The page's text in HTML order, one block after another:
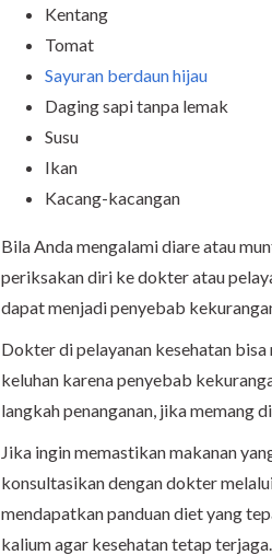
Kentang
Tomat
Sayuran berdaun hijau
Daging sapi tanpa lemak
Susu
Ikan
Kacang-kacangan
Bila Anda mengalami diare atau
periksakan diri ke dokter atau
dapat menjadi penyebab
Dokter di pelayanan kesehatan
keluhan karena penyebab
langkah penanganan, jika memang
Jika ingin memastikan makanan
konsultasikan dengan dokter
mendapatkan panduan diet yang
kalium agar kesehatan tetap terjaga.